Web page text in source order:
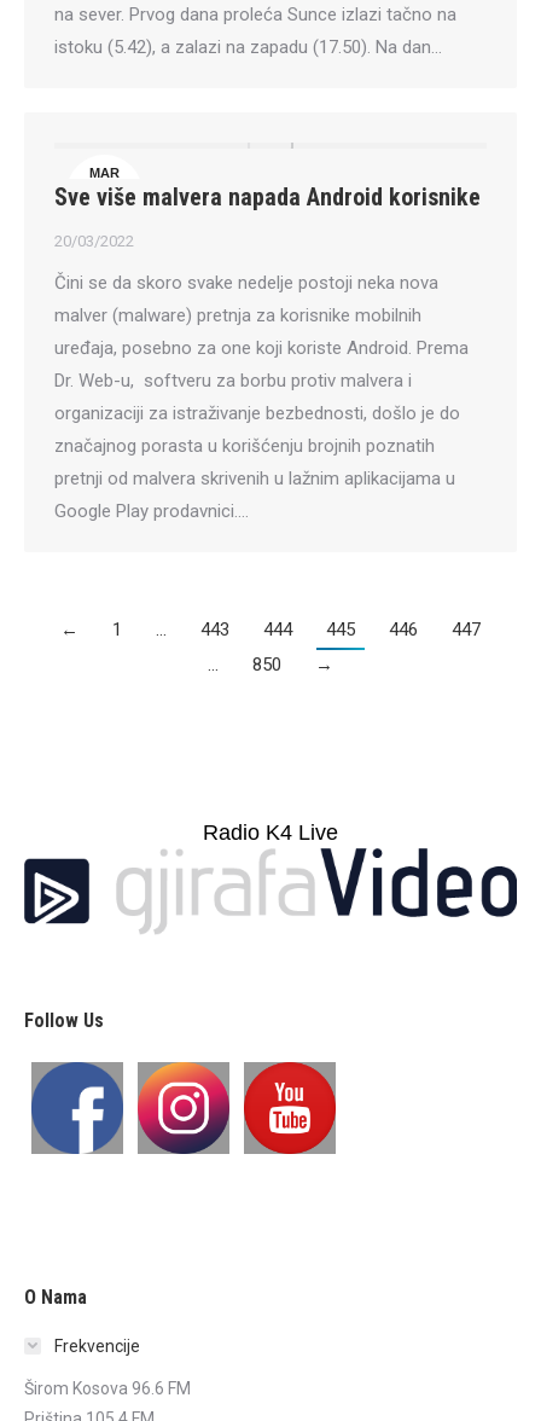
na sever. Prvog dana proleća Sunce izlazi tačno na
istoku (5.42), a zalazi na zapadu (17.50). Na dan…
MAR
20
Sve više malvera napada Android korisnike
20/03/2022
Čini se da skoro svake nedelje postoji neka nova
malver (malware) pretnja za korisnike mobilnih
uređaja, posebno za one koji koriste Android. Prema
Dr. Web-u, softveru za borbu protiv malvera i
organizaciji za istraživanje bezbednosti, došlo je do
značajnog porasta u korišćenju brojnih poznatih
pretnji od malvera skrivenih u lažnim aplikacijama u
Google Play prodavnici.…
← 1 … 443 444 445 446
447
…
850 →
Radio K4 Live
Follow Us
O Nama
Frekvencije
Širom Kosova 96.6 FM